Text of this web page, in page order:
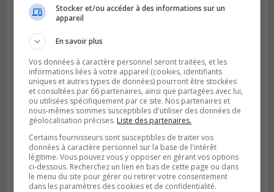
VIEUX-LONGUEUIL
Publié le 3 août 2026 à 14h47
Le Livre bleu rassemble 200 curieux à
Longueuil
Stocker et/ou accéder à des informations sur un
appareil
En savoir plus
Vos données à caractère personnel seront traitées, et les
informations liées à votre appareil (cookies, identifiants
uniques et autres types de données) pourront être stockées
et consultées par 66 partenaires, ainsi que partagées avec lui,
ou utilisées spécifiquement par ce site. Nos partenaires et
nous-mêmes sommes susceptibles d'utiliser des données de
géolocalisation précises. Liste des partenaires.
Certains fournisseurs sont susceptibles de traiter vos
données à caractère personnel sur la base de l'intérêt
légitime. Vous pouvez vous y opposer en gérant vos options
ci-dessous. Recherchez un lien en bas de cette page ou dans
le menu du site pour gérer ou retirer votre consentement
dans les paramètres des cookies et de confidentialité.